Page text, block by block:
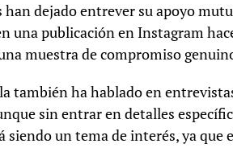
han dejado entrever su apoyo
una publicación en Instagram
muestra de compromiso
también ha hablado en
sin entrar en detalles
siendo un tema de interés, ya